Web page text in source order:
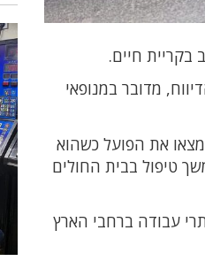
מדובר במנופאי
מצאו את הפועל כשהוא
טיפול בבית החולים
עבודה ברחבי הארץ